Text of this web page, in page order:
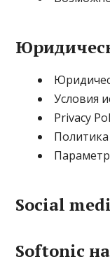
Условия
Privacy
Social
Softonic